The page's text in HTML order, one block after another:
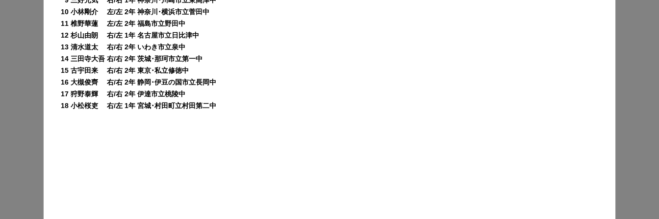
10 小林剛介 左/左 2年 神奈川･横浜市立菅田中
11 椎野華蓮 左/左 2年 福島市立野田中
12 杉山由朗 右/左 1年 名古屋市立日比津中
13 清水道太 右/右 2年 いわき市立泉中
14 三田寺大吾 右/右 2年 茨城･那珂市立第一中
15 古宇田来 右/右 2年 東京･私立修徳中
16 大槻俊齊 右/右 2年 静岡･伊豆の国市立長岡中
17 狩野泰輝 右/右 2年 伊達市立桃陵中
18 小松桜吏 右/左 1年 宮城･村田町立村田第二中